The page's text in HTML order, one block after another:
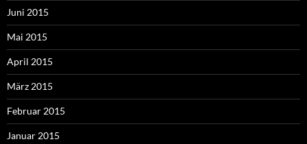
Juni 2015
Mai 2015
April 2015
März 2015
Februar 2015
Januar 2015